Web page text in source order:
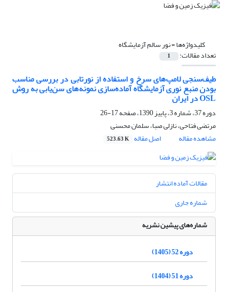
کلیدواژه‌ها =نور سالم آزمایشگاه
تعداد مقالات: 1
طیف‌سنجی لامپ‌های سرخ و استفاده از نورتابی در بررسی مناسب
بودن منبع نوری آزمایشگاه آماده‌‌سازی نمونه‌‌های سن‌‌یابی به روش
OSL در ایران
دوره 37، شماره 3، پاییز 1390، صفحه
17-26
مرتضی فتاحی، نازلی صبا، سلمان محسنی
مشاهده مقاله
اصل مقاله 523.63 K
مقالات آماده انتشار
شماره جاری
شماره‌های پیشین نشریه
دوره 52 (1405)
دوره 51 (1404)